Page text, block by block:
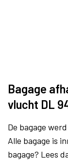
Bagage
vlucht DL
De bagage
Alle bagage is
bagage? Lees